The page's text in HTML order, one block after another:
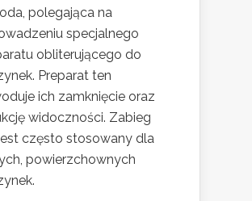
polegająca na
specjalnego
obliterującego do
Preparat ten
ich zamknięcie oraz
widoczności. Zabieg
często stosowany dla
powierzchownych